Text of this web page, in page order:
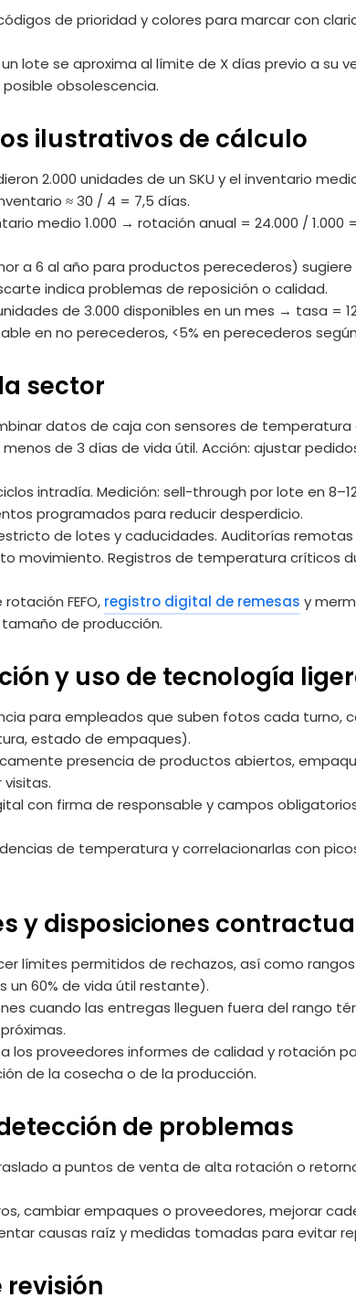
de prioridad y colores para marcar con
lote se aproxima al límite de X días previo a su
obsolescencia.
ilustrativos de cálculo
2.000 unidades de un SKU y el inventario
≈ 30 / 4 = 7,5 días.
medio 1.000 → rotación anual = 24.000 / 1.000
a 6 al año para productos perecederos)
indica problemas de reposición o calidad.
de 3.000 disponibles en un mes → tasa =
en no perecederos, <5% en perecederos
sector
datos de caja con sensores de
de 3 días de vida útil. Acción: ajustar
intradía. Medición: sell-through por lote en
programados para reducir desperdicio.
de lotes y caducidades. Auditorías
movimiento. Registros de temperatura críticos
FEFO, registro digital de remesas y
de producción.
y uso de tecnología
para empleados que suben fotos cada turno,
estado de empaques).
presencia de productos abiertos,
con firma de responsable y campos
de temperatura y correlacionarlas con
y disposiciones
límites permitidos de rechazos, así como
60% de vida útil restante).
cuando las entregas lleguen fuera del rango
los proveedores informes de calidad y rotación
de la cosecha o de la producción.
de problemas
a puntos de venta de alta rotación o
cambiar empaques o proveedores, mejorar
causas raíz y medidas tomadas para evitar